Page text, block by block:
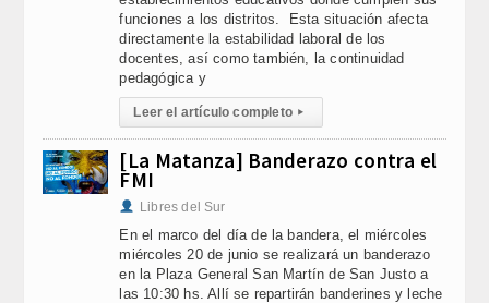
funciones a los distritos. Esta situación afecta
directamente la estabilidad laboral de los
docentes, así como también, la continuidad
pedagógica y
Leer el artículo completo ▸
[La Matanza] Banderazo contra el
FMI
Libres del Sur
En el marco del día de la bandera, el miércoles
miércoles 20 de junio se realizará un banderazo
en la Plaza General San Martín de San Justo a
las 10:30 hs. Allí se repartirán banderines y leche